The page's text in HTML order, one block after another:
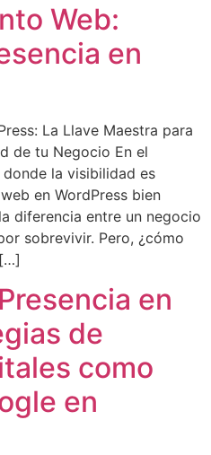
Web:
en
La Llave Maestra para
de tu Negocio En el
la visibilidad es
en WordPress bien
diferencia entre un negocio
sobrevivir. Pero, ¿cómo
en
de
como
en